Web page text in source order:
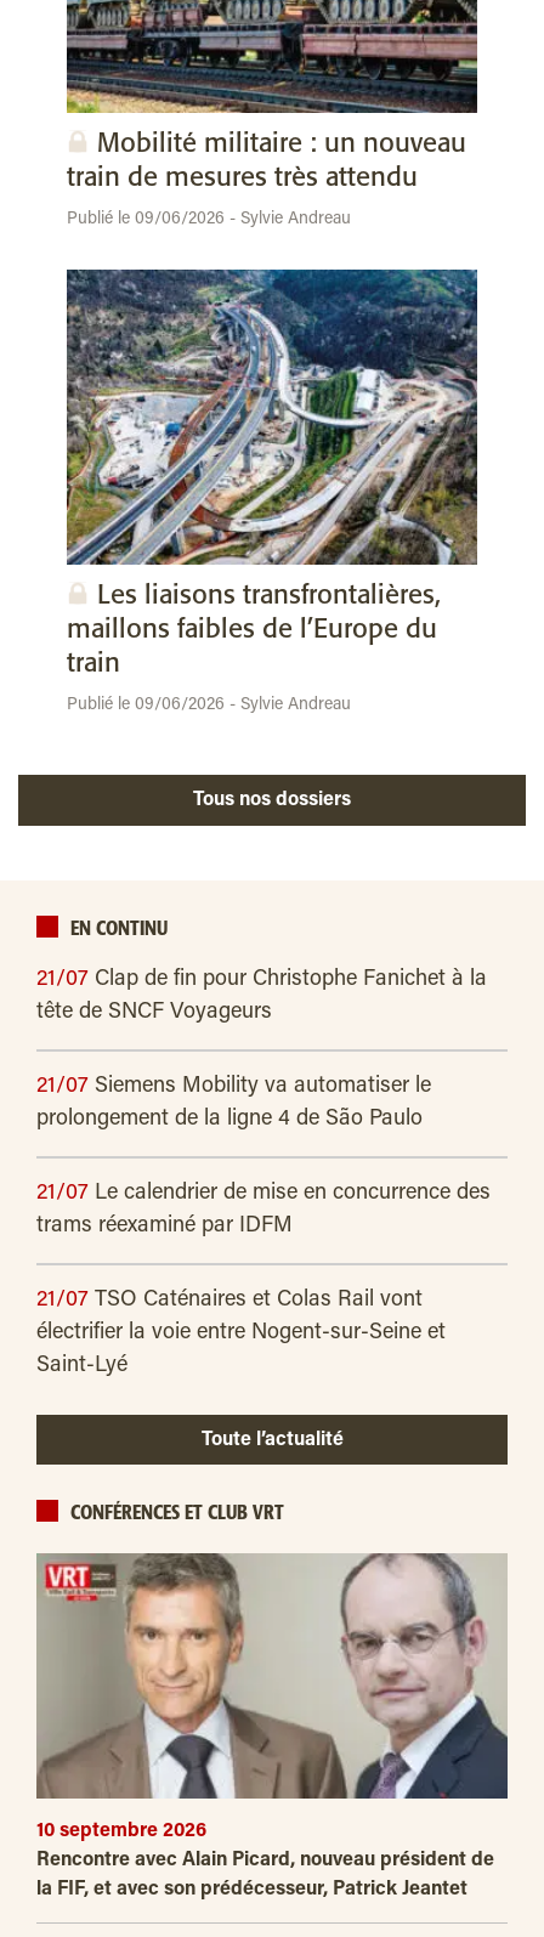
Mobilité militaire : un nouveau
train de mesures très attendu
Publié le 09/06/2026 - Sylvie Andreau
Les liaisons transfrontalières,
maillons faibles de l’Europe du
train
Publié le 09/06/2026 - Sylvie Andreau
Tous nos dossiers
EN CONTINU
21/07 Clap de fin pour Christophe Fanichet à la
tête de SNCF Voyageurs
21/07 Siemens Mobility va automatiser le
prolongement de la ligne 4 de São Paulo
21/07 Le calendrier de mise en concurrence des
trams réexaminé par IDFM
21/07 TSO Caténaires et Colas Rail vont
électrifier la voie entre Nogent-sur-Seine et
Saint-Lyé
Toute l’actualité
CONFÉRENCES ET CLUB VRT
10 septembre 2026
Rencontre avec Alain Picard, nouveau président de
la FIF, et avec son prédécesseur, Patrick Jeantet